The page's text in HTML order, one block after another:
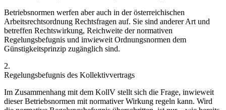
Betriebsnormen werfen aber auch in der österreichischen
Arbeitsrechtsordnung Rechtsfragen auf. Sie sind anderer Art und
betreffen Rechtswirkung, Reichweite der normativen
Regelungsbefugnis und inwieweit Ordnungsnormen dem
Günstigkeitsprinzip zugänglich sind.
2.
Regelungsbefugnis des Kollektivvertrags
Im Zusammenhang mit dem KollV stellt sich die Frage, inwieweit
dieser Betriebsnormen mit normativer Wirkung regeln kann. Wird